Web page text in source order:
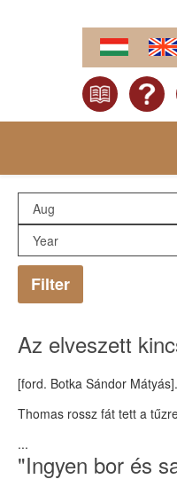
Filter
Az elveszett
[ford. Botka Sándor
Thomas rossz fát tett a
...
"Ingyen bor és